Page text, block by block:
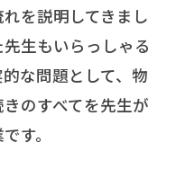
を説明してきまし
生もいらっしゃる
な問題として、物
のすべてを先生が
す。